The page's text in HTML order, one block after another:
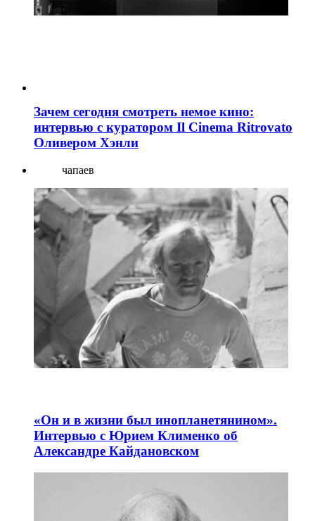
Зачем сегодня смотреть немое кино:
интервью с куратором Il Cinema Ritrovato
Оливером Хэнли
чапаев
«Он и в жизни был инопланетянином».
Интервью с Юрием Клименко об
Александре Кайдановском